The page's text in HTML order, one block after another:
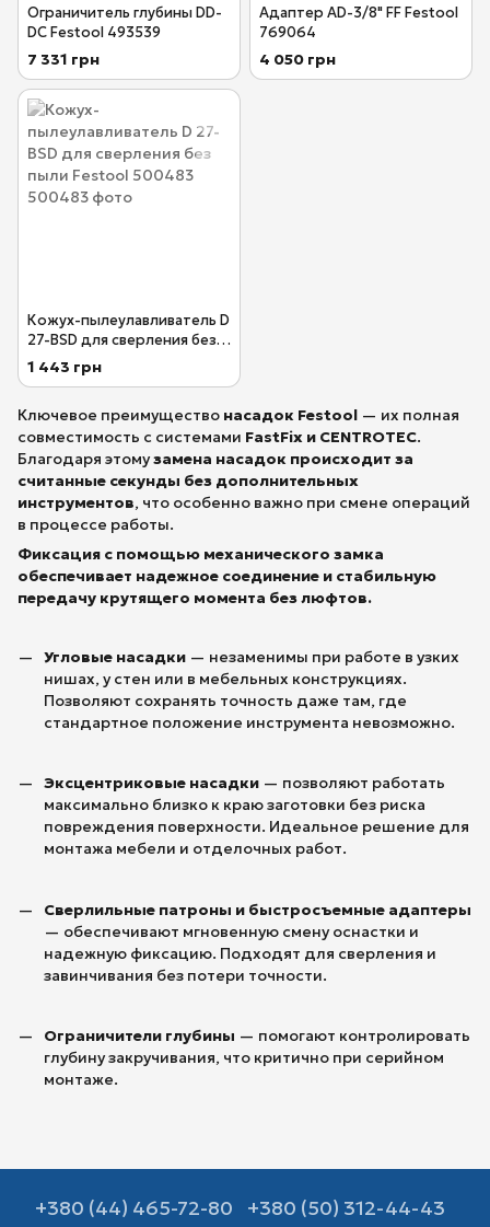
Ограничитель глубины DD-
DC Festool 493539
7 331 грн
Адаптер AD-3/8" FF Festool
769064
4 050 грн
Кожух-пылеулавливатель D
27-BSD для сверления без
пыли Festool 500483
1 443 грн
Ключевое преимущество насадок Festool — их полная
совместимость с системами FastFix и CENTROTEC.
Благодаря этомузамена насадок происходит за
считанные секунды без дополнительных
инструментов, что особенно важно при смене операций
в процессе работы.
Фиксация с помощью механического замка
обеспечивает надежное соединение и стабильную
передачу крутящего момента без люфтов.
Угловые насадки — незаменимы при работе в узких
нишах, у стен или в мебельных конструкциях.
Позволяют сохранять точность даже там, где
стандартное положение инструмента невозможно.
Эксцентриковые насадки — позволяют работать
максимально близко к краю заготовки без риска
повреждения поверхности. Идеальное решение для
монтажа мебели и отделочных работ.
Сверлильные патроны и быстросъемные адаптеры
— обеспечивают мгновенную смену оснастки и
надежную фиксацию. Подходят для сверления и
завинчивания без потери точности.
Ограничители глубины — помогают контролировать
глубину закручивания, что критично при серийном
монтаже.
+380 (44) 465-72-80 +380 (50) 312-44-43